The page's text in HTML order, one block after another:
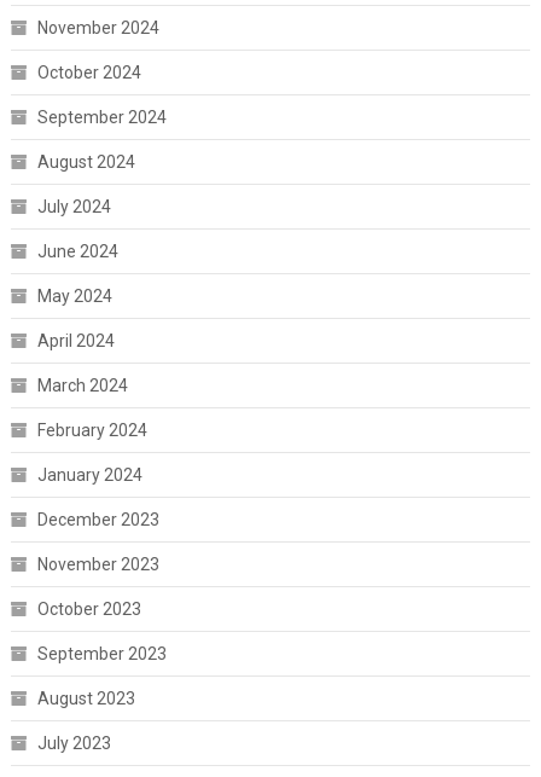
November 2024
October 2024
September 2024
August 2024
July 2024
June 2024
May 2024
April 2024
March 2024
February 2024
January 2024
December 2023
November 2023
October 2023
September 2023
August 2023
July 2023